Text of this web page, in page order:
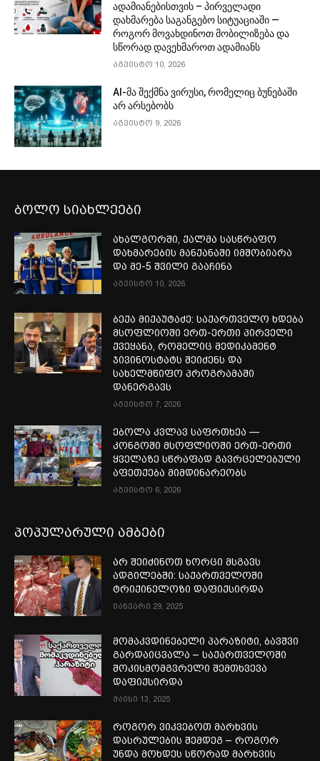
ადამიანებისთვის – პირველადი
დახმარება საგანგებო სიტუაციაში —
როგორ მოვახდინოთ მობილიზება და
სწორად დავეხმაროთ ადამიანს
აგვისტო 10, 2026
AI-მა შექმნა ვირუსი, რომელიც ბუნებაში
არ არსებობს
აგვისტო 9, 2026
ბოლო სიახლეები
ახალგორში, ქალმა სასწრაფო
დახმარების მანქანაში იმშობიარა
და მე-5 შვილი გააჩინა
აგვისტო 10, 2026
ბექა მიქაუტაძე: საქართველო ხდება
მსოფლიოში ერთ-ერთი პირველი
ქვეყანა, რომელიც მედიკამენტ
ჯივინოსტატს შეიძენს და
სახელმწიფო პროგრამაში
დანერგავს
აგვისტო 7, 2026
ებოლა კვლავ საფრთხეა —
კონგოში მსოფლიოში ერთ-ერთი
ყველაზე სწრაფად გავრცელებული
აფეთქება მიმდინარეობს
აგვისტო 6, 2026
პოპულარული ამბები
არ შეიძინოთ ხორცი მსგავს
ადგილებში: საქართველოში
ტრიქინელოზი დაფიქსირდა
იანვარი 29, 2025
მომაკვდინებელი პარაზიტი, ბავშვი
გარდაიცვალა – საქართველოში
შოკისმომგვრელი შემთხვევა
დაფიქსირდა
მაისი 13, 2025
როგორ ვიკვებოთ მარხვის
დასრულების შემდეგ – როგორ
უნდა მოხდეს სწორად მარხვის